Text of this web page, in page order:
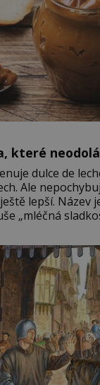
které
dulce de
Ale
lepší. Název
„mléčná